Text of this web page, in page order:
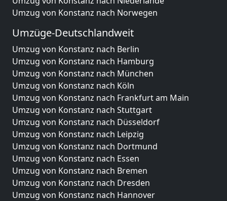
Umzug von Konstanz nach Norwegen
Umzüge-Deutschlandweit
Umzug von Konstanz nach Berlin
Umzug von Konstanz nach Hamburg
Umzug von Konstanz nach München
Umzug von Konstanz nach Köln
Umzug von Konstanz nach Frankfurt am Main
Umzug von Konstanz nach Stuttgart
Umzug von Konstanz nach Düsseldorf
Umzug von Konstanz nach Leipzig
Umzug von Konstanz nach Dortmund
Umzug von Konstanz nach Essen
Umzug von Konstanz nach Bremen
Umzug von Konstanz nach Dresden
Umzug von Konstanz nach Hannover